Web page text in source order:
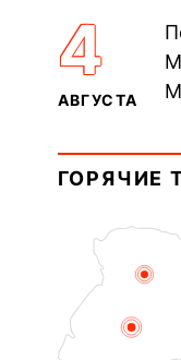
4
АВГУСТА
ГОРЯЧИЕ